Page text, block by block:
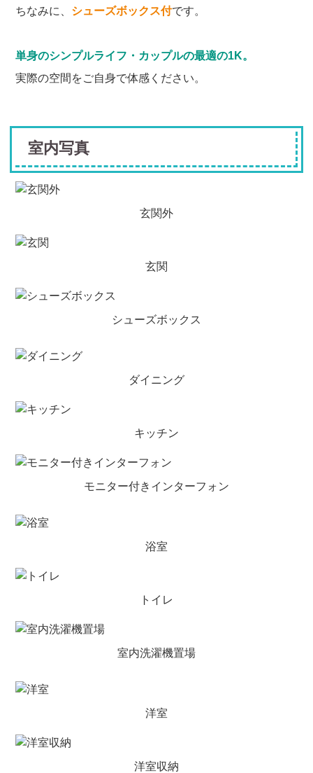
ちなみに、 シューズボックス付です。
単身のシンプルライフ・カップルの最適の1K。
実際の空間をご自身で体感ください。
室内写真
玄関外
玄関
シューズボックス
ダイニング
キッチン
モニター付きインターフォン
浴室
トイレ
室内洗濯機置場
洋室
洋室収納